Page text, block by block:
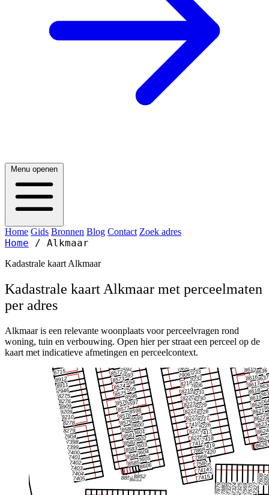
Menu openen
Home Gids Bronnen Blog Contact Zoek adres
Home / Alkmaar
Kadastrale kaart Alkmaar
Kadastrale kaart Alkmaar met perceelmaten
per adres
Alkmaar is een relevante woonplaats voor perceelvragen rond
woning, tuin en verbouwing. Open hier per straat een perceel op de
kaart met indicatieve afmetingen en perceelcontext.